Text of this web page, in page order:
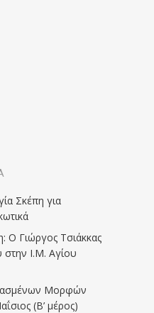
Σκέπη για
Ο Γιώργος Τσιάκκας
στην Ι.Μ. Αγίου
Μορφών
(Β’ μέρος)